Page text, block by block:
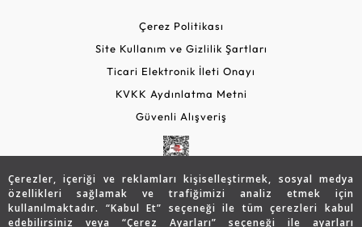
Çerezler, içeriği ve reklamları kişiselleştirmek, sosyal medya
özellikleri sağlamak ve trafiğimizi analiz etmek için
kullanılmaktadır. “Kabul Et” seçeneği ile tüm çerezleri kabul
edebilirsiniz veya “Çerez Ayarları” seçeneği ile ayarları
Çerez Politikası
Site Kullanım ve Gizlilik Şartları
Ticari Elektronik İleti Onayı
KVKK Aydınlatma Metni
Güvenli Alışveriş